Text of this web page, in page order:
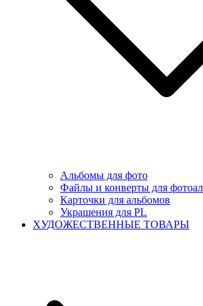
Альбомы для фото
Файлы и конверты для
Карточки для альбомов
Украшения для PL
ХУДОЖЕСТВЕННЫЕ ТОВАРЫ